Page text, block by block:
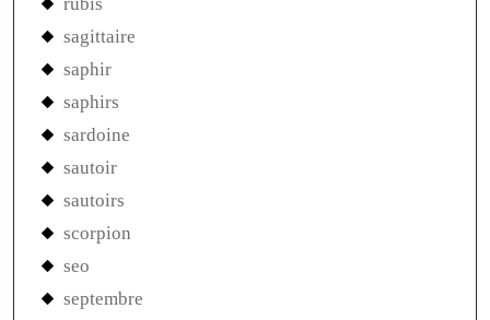
rubis
sagittaire
saphir
saphirs
sardoine
sautoir
sautoirs
scorpion
seo
septembre